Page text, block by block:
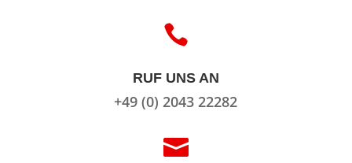

RUF UNS AN
+49 (0) 2043 22282
